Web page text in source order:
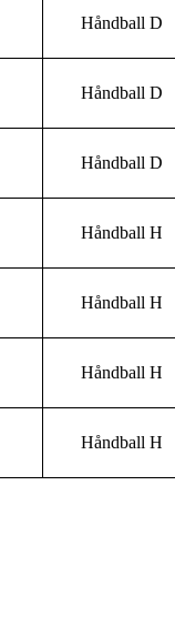
Håndball D
Håndball D
Håndball D
Håndball H
Håndball H
Håndball H
Håndball H